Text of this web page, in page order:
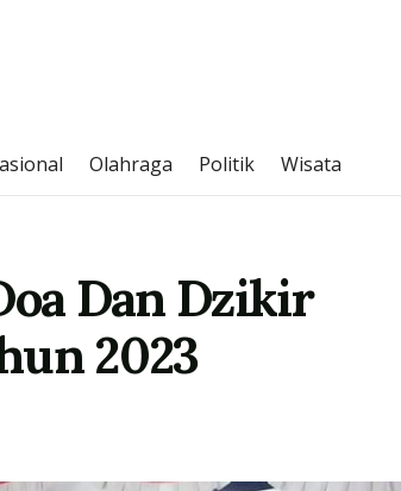
Olahraga Politik Wisata
Dan Dzikir
2023